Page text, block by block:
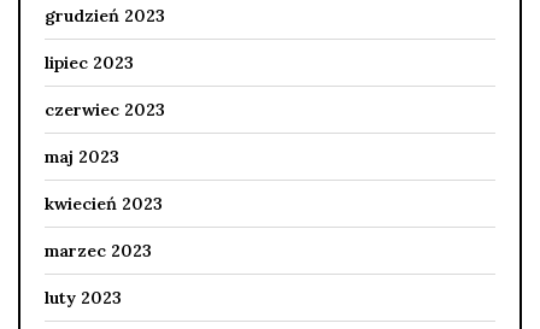
grudzień 2023
lipiec 2023
czerwiec 2023
maj 2023
kwiecień 2023
marzec 2023
luty 2023